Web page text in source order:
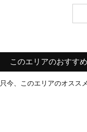
このエリアのおすす
只今、このエリアのオスス